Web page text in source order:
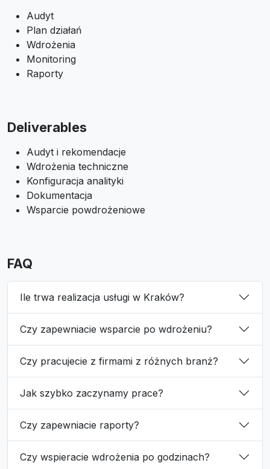
Audyt
Plan działań
Wdrożenia
Monitoring
Raporty
Deliverables
Audyt i rekomendacje
Wdrożenia techniczne
Konfiguracja analityki
Dokumentacja
Wsparcie powdrożeniowe
FAQ
Ile trwa realizacja usługi w Kraków?
Czy zapewniacie wsparcie po wdrożeniu?
Czy pracujecie z firmami z różnych branż?
Jak szybko zaczynamy prace?
Czy zapewniacie raporty?
Czy wspieracie wdrożenia po godzinach?